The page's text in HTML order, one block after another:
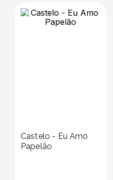
Castelo - Eu Amo
Papelão